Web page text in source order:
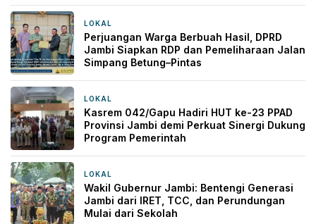
LOKAL
Perjuangan Warga Berbuah Hasil, DPRD
Jambi Siapkan RDP dan Pemeliharaan Jalan
Simpang Betung–Pintas
LOKAL
Kasrem 042/Gapu Hadiri HUT ke-23 PPAD
Provinsi Jambi demi Perkuat Sinergi Dukung
Program Pemerintah
LOKAL
Wakil Gubernur Jambi: Bentengi Generasi
Jambi dari IRET, TCC, dan Perundungan
Mulai dari Sekolah